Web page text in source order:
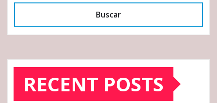
Buscar
RECENT POSTS